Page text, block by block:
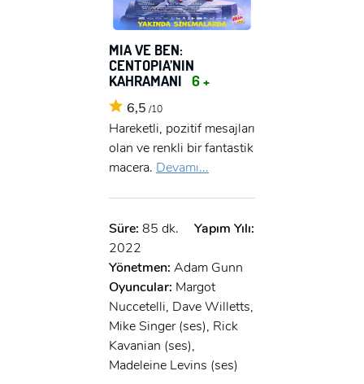
MIA VE BEN:
CENTOPIA’NIN
KAHRAMANI 6 +
6,5 /10
Hareketli, pozitif mesajları
olan ve renkli bir fantastik
macera. Devamı...
Süre: 85 dk.
Yapım Yılı:
2022
Yönetmen: Adam Gunn
Oyuncular: Margot
Nuccetelli, Dave Willetts,
Mike Singer (ses), Rick
Kavanian (ses),
Madeleine Levins (ses)